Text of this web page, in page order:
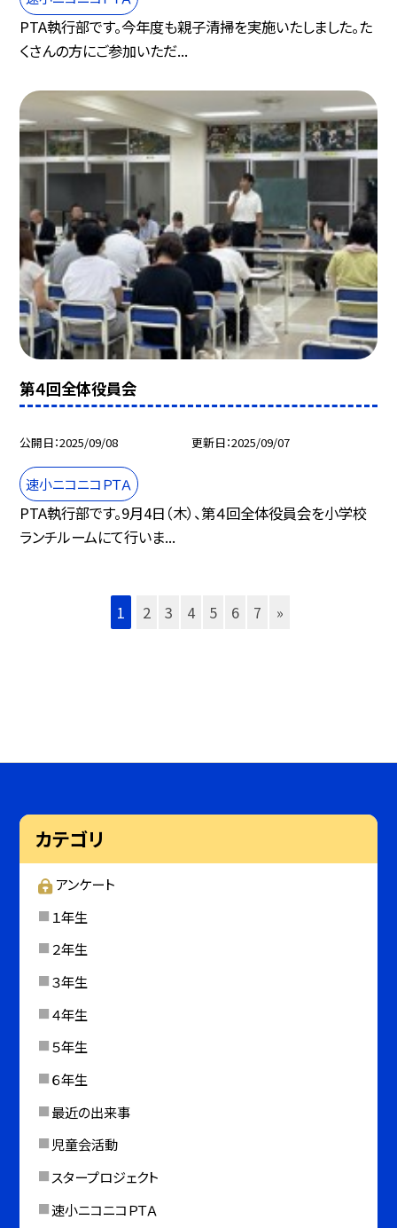
PTA執行部です。今年度も親子清掃を実施いたしました。た
くさんの方にご参加いただ...
第４回全体役員会
公開日 2025/09/08 更新日 2025/09/07
速小ニコニコＰＴＡ
PTA執行部です。9月4日（木）、第４回全体役員会を小学校
ランチルームにて行いま...
1 2 3 4 5 6 7 »
カテゴリ
アンケート
１年生
２年生
３年生
４年生
５年生
６年生
最近の出来事
児童会活動
スタープロジェクト
速小ニコニコＰＴＡ